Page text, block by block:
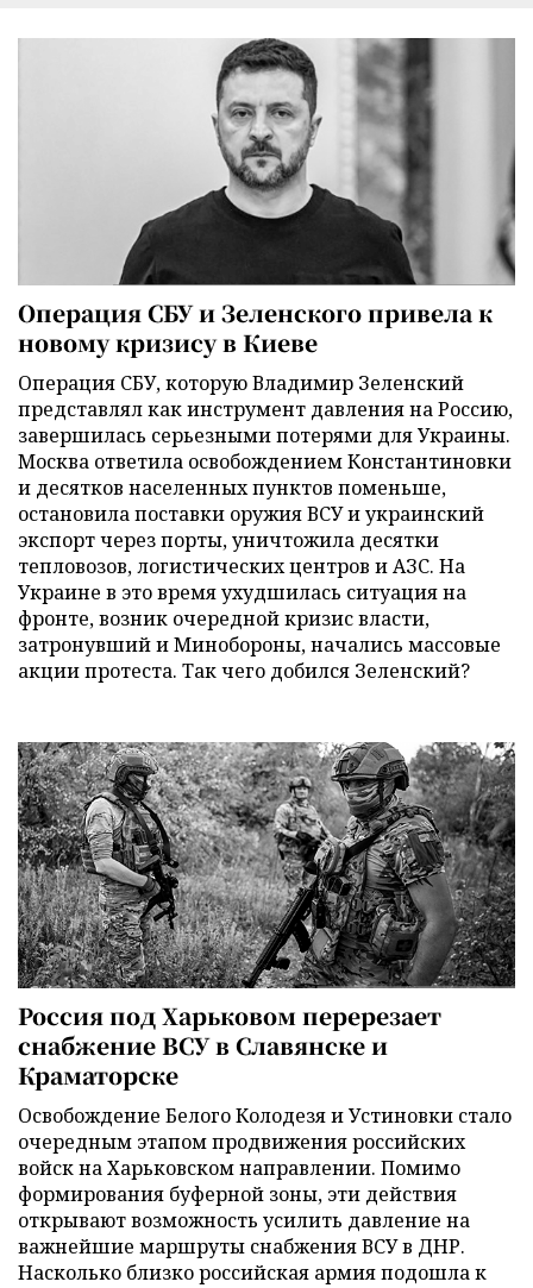
Операция СБУ и Зеленского привела к
новому кризису в Киеве
Операция СБУ, которую Владимир Зеленский
представлял как инструмент давления на Россию,
завершилась серьезными потерями для Украины.
Москва ответила освобождением Константиновки
и десятков населенных пунктов поменьше,
остановила поставки оружия ВСУ и украинский
экспорт через порты, уничтожила десятки
тепловозов, логистических центров и АЗС. На
Украине в это время ухудшилась ситуация на
фронте, возник очередной кризис власти,
затронувший и Минобороны, начались массовые
акции протеста. Так чего добился Зеленский?
Россия под Харьковом перерезает
снабжение ВСУ в Славянске и
Краматорске
Освобождение Белого Колодезя и Устиновки стало
очередным этапом продвижения российских
войск на Харьковском направлении. Помимо
формирования буферной зоны, эти действия
открывают возможность усилить давление на
важнейшие маршруты снабжения ВСУ в ДНР.
Насколько близко российская армия подошла к